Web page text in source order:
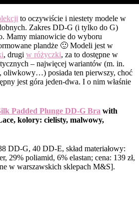
to oczywiście i niestety modele w
Zakres DD-G (i tylko do G)
Mamy mianowicie do wyboru
plandże 🙂 Modeli jest w
, drugi w różyczki, za to dostępne w
– najwięcej wariantów (m. in.
oliwkowy…) posiada ten pierwszy, choć
jest góra jeden-dwa. I o nim właśnie
Padded Plunge DD-G Bra with
kolory: cielisty, malwowy,
DD-G, 40 DD-E, skład materiałowy:
29% poliamid, 6% elastan; cena: 139 zł,
w warszawskich sklepach M&S].